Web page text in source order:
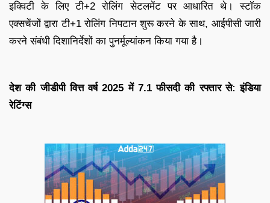
इक्विटी के लिए टी+2 रोलिंग सेटलमेंट पर आधारित थे। स्टॉक
एक्सचेंजों द्वारा टी+1 रोलिंग निपटान शुरू करने के साथ, आईपीसी जारी
करने संबंधी दिशानिर्देशों का पुनर्मूल्यांकन किया गया है।
देश की जीडीपी वित्त वर्ष 2025 में 7.1 फीसदी की रफ्तार से: इंडिया
रेटिंग्स